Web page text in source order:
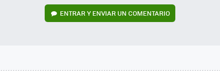
ENTRAR Y ENVIAR UN COMENTARIO